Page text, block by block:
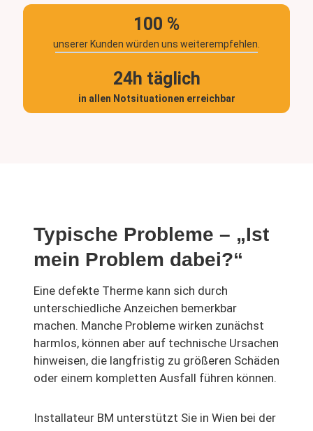
100 %
unserer Kunden würden uns weiterempfehlen.
24h täglich
in allen Notsituationen erreichbar
Typische Probleme – „Ist
mein Problem dabei?“
Eine defekte Therme kann sich durch
unterschiedliche Anzeichen bemerkbar
machen. Manche Probleme wirken zunächst
harmlos, können aber auf technische Ursachen
hinweisen, die langfristig zu größeren Schäden
oder einem kompletten Ausfall führen können.
Installateur BM unterstützt Sie in Wien bei der